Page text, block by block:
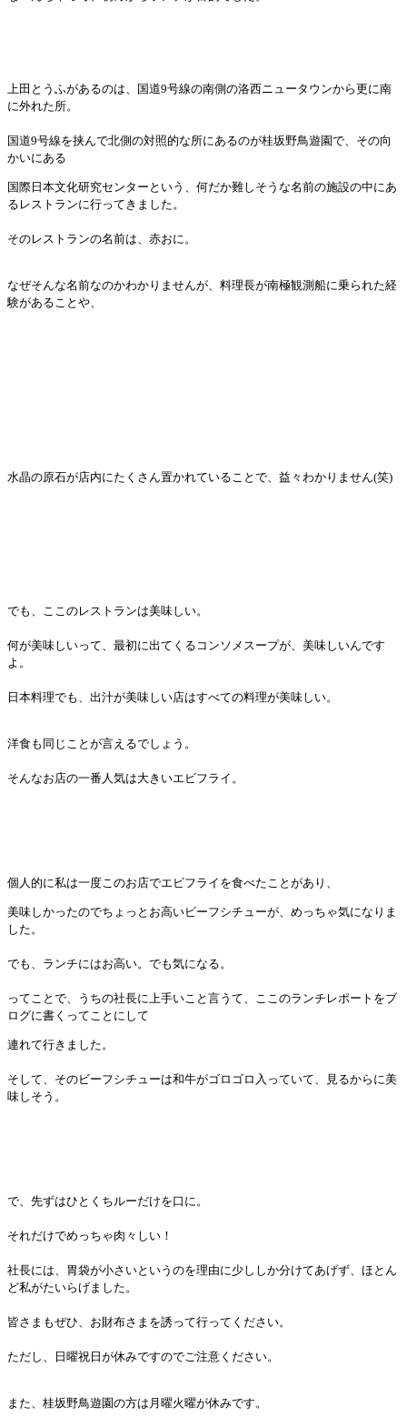
上田とうふがあるのは、国道9号線の南側の洛西ニュータウンから更に南
に外れた所。
国道9号線を挟んで北側の対照的な所にあるのが桂坂野鳥遊園で、その向
かいにある
国際日本文化研究センターという、何だか難しそうな名前の施設の中にあ
るレストランに行ってきました。
そのレストランの名前は、赤おに。
なぜそんな名前なのかわかりませんが、料理長が南極観測船に乗られた経
験があることや、
水晶の原石が店内にたくさん置かれていることで、益々わかりません(笑)
でも、ここのレストランは美味しい。
何が美味しいって、最初に出てくるコンソメスープが、美味しいんです
よ。
日本料理でも、出汁が美味しい店はすべての料理が美味しい。
洋食も同じことが言えるでしょう。
そんなお店の一番人気は大きいエビフライ。
個人的に私は一度このお店でエビフライを食べたことがあり、
美味しかったのでちょっとお高いビーフシチューが、めっちゃ気になりま
した。
でも、ランチにはお高い。でも気になる。
ってことで、うちの社長に上手いこと言うて、ここのランチレポートをブ
ログに書くってことにして
連れて行きました。
そして、そのビーフシチューは和牛がゴロゴロ入っていて、見るからに美
味しそう。
で、先ずはひとくちルーだけを口に。
それだけでめっちゃ肉々しい！
社長には、胃袋が小さいというのを理由に少ししか分けてあげず、ほとん
ど私がたいらげました。
皆さまもぜひ、お財布さまを誘って行ってください。
ただし、日曜祝日が休みですのでご注意ください。
また、桂坂野鳥遊園の方は月曜火曜が休みです。